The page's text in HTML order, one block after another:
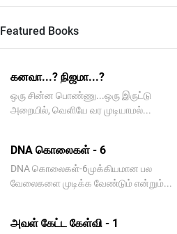
Featured Books
கனவா...? நிஜமா...?
ஒரு சின்ன பொண்ணு...ஒரு இருட்டு
அறையில், வெளியே வர முடியாமல்...
DNA கொலைகள் - 6
DNA கொலைகள்-6முக்கியமான பல
வேலைகளை முடிக்க வேண்டும் என்றும்...
அவள் கேட்ட கேள்வி - 1